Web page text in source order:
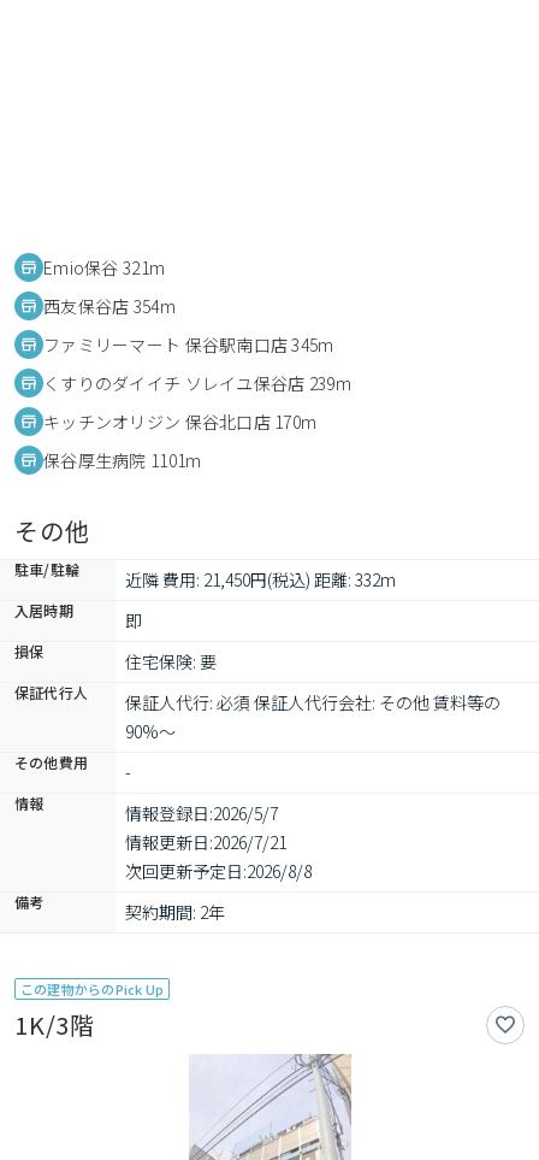
Emio保谷 321m
西友保谷店 354m
ファミリーマート 保谷駅南口店 345m
くすりのダイイチ ソレイユ保谷店 239m
キッチンオリジン 保谷北口店 170m
保谷厚生病院 1101m
その他
駐車/駐輪 近隣 費用: 21,450円(税込) 距離: 332m
入居時期 即
損保 住宅保険: 要
保証代行人
保証人代行: 必須 保証人代行会社: その他 賃料等の
90%～
その他費用 -
情報 情報登録日:2026/5/7
情報更新日:2026/7/21
次回更新予定日:2026/8/8
備考 契約期間: 2年
この建物からのPick Up
1K/3階